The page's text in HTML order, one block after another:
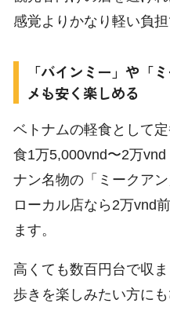
感覚よりかなり軽い負担
「バインミー」や「
メも安く楽しめる
ベトナムの軽食として
食1万5,000vnd〜2万
ナン名物の「ミークア
ローカル店なら2万vnd
ます。
高くても数百円台で収
歩きを楽しみたい方にも